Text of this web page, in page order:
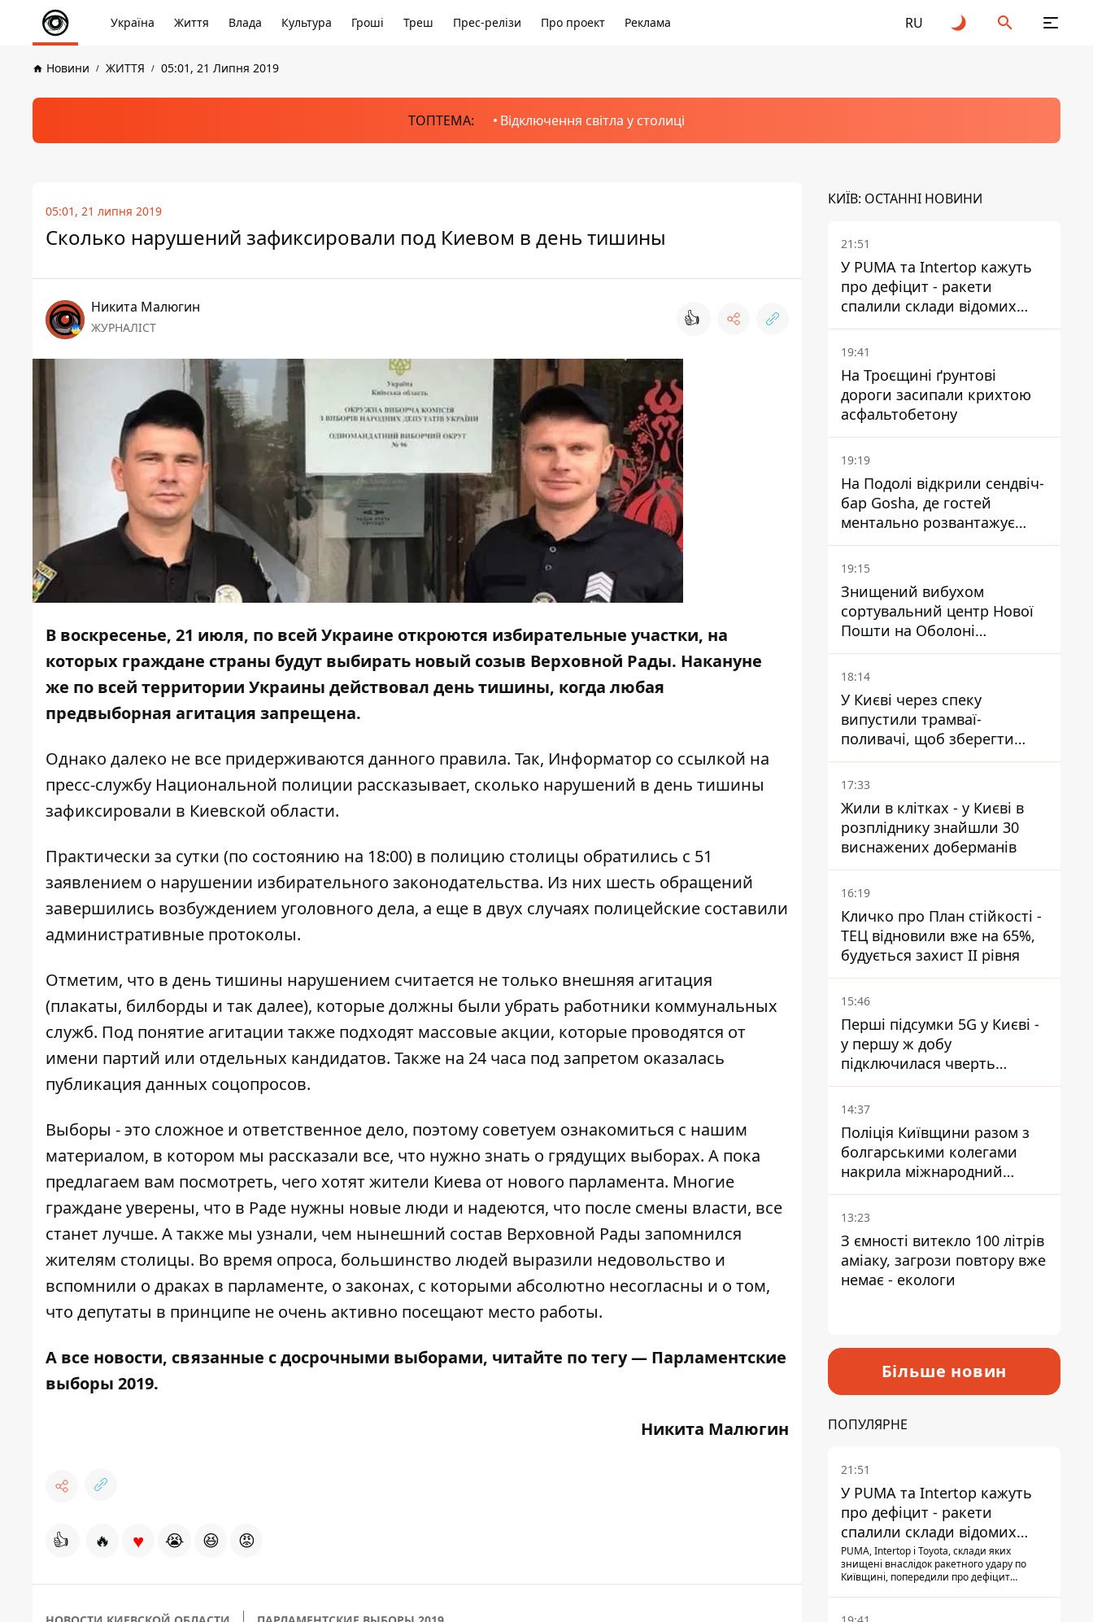
Україна Життя Влада Культура Гроші Треш Прес-релізи Про проект Реклама RU
Новини ЖИТТЯ 05:01, 21 Липня 2019
ТОПТЕМА: Відключення світла у столиці
05:01, 21 липня 2019
Сколько нарушений зафиксировали под Киевом в день тишины
Никита Малюгин
ЖУРНАЛІСТ 👍
В воскресенье, 21 июля, по всей Украине откроются избирательные участки, на
которых граждане страны будут выбирать новый созыв Верховной Рады. Накануне
же по всей территории Украины действовал день тишины, когда любая
предвыборная агитация запрещена.
Однако далеко не все придерживаются данного правила. Так, Информатор со ссылкой на
пресс-службу Национальной полиции рассказывает, сколько нарушений в день тишины
зафиксировали в Киевской области.
Практически за сутки (по состоянию на 18:00) в полицию столицы обратились с 51
заявлением о нарушении избирательного законодательства. Из них шесть обращений
завершились возбуждением уголовного дела, а еще в двух случаях полицейские составили
административные протоколы.
Отметим, что в день тишины нарушением считается не только внешняя агитация
(плакаты, билборды и так далее), которые должны были убрать работники коммунальных
служб. Под понятие агитации также подходят массовые акции, которые проводятся от
имени партий или отдельных кандидатов. Также на 24 часа под запретом оказалась
публикация данных соцопросов.
Выборы - это сложное и ответственное дело, поэтому советуем ознакомиться с нашим
материалом, в котором мы рассказали все, что нужно знать о грядущих выборах. А пока
предлагаем вам посмотреть, чего хотят жители Киева от нового парламента. Многие
граждане уверены, что в Раде нужны новые люди и надеются, что после смены власти, все
станет лучше. А также мы узнали, чем нынешний состав Верховной Рады запомнился
жителям столицы. Во время опроса, большинство людей выразили недовольство и
вспомнили о драках в парламенте, о законах, с которыми абсолютно несогласны и о том,
что депутаты в принципе не очень активно посещают место работы.
А все новости, связанные с досрочными выборами, читайте по тегу — Парламентские
выборы 2019.
Никита Малюгин
👍 🔥 ♥ 😭 😆 😡
КИЇВ: ОСТАННІ НОВИНИ
21:51
У PUMA та Intertop кажуть
про дефіцит - ракети
спалили склади відомих
брендів
19:41
На Троєщині ґрунтові
дороги засипали крихтою
асфальтобетону
19:19
На Подолі відкрили сендвіч-
бар Gosha, де гостей
ментально розвантажує
акула
19:15
Знищений вибухом
сортувальний центр Нової
Пошти на Оболоні
запрацював - видають
посилки
18:14
У Києві через спеку
випустили трамваї-
поливачі, щоб зберегти
рейки від деформації
17:33
Жили в клітках - у Києві в
розпліднику знайшли 30
виснажених доберманів
16:19
Кличко про План стійкості -
ТЕЦ відновили вже на 65%,
будується захист ІІ рівня
15:46
Перші підсумки 5G у Києві -
у першу ж добу
підключилася чверть
мільйона абонентів
14:37
Поліція Київщини разом з
болгарськими колегами
накрила міжнародний
наркосиндикат
13:23
З ємності витекло 100 літрів
аміаку, загрози повтору вже
немає - екологи
Більше новин
ПОПУЛЯРНЕ
21:51
У PUMA та Intertop кажуть
про дефіцит - ракети
спалили склади відомих
брендів
PUMA, Intertop і Toyota, склади яких
знищені внаслідок ракетного удару по
Київщині, попередили про дефіцит